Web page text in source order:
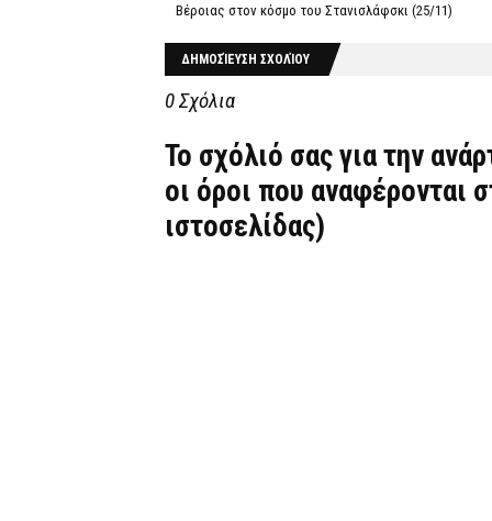
Βέροιας στον κόσμο του Στανισλάφσκι (25/11)
ΔΗΜΟΣΊΕΥΣΗ ΣΧΟΛΊΟΥ
0 Σχόλια
Το σχόλιό σας για την
οι όροι που αναφέρονται
ιστοσελίδας)